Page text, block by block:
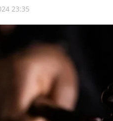
23:35